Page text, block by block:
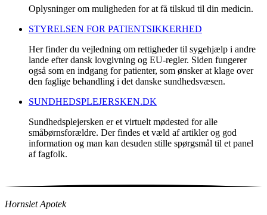
Oplysninger om muligheden for at få tilskud til din medicin.
STYRELSEN FOR PATIENTSIKKERHED
Her finder du vejledning om rettigheder til sygehjælp i andre
lande efter dansk lovgivning og EU-regler. Siden fungerer
også som en indgang for patienter, som ønsker at klage over
den faglige behandling i det danske sundhedsvæsen.
SUNDHEDSPLEJERSKEN.DK
Sundhedsplejersken er et virtuelt mødested for alle
småbørnsforældre. Der findes et væld af artikler og god
information og man kan desuden stille spørgsmål til et panel
af fagfolk.
Hornslet Apotek